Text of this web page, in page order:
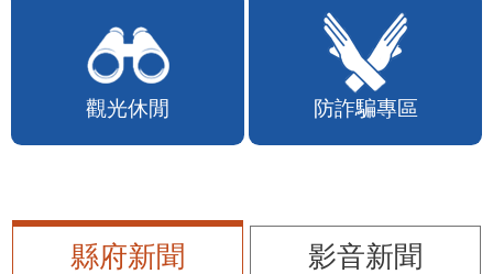
觀光休閒 防詐騙專區
縣府新聞
影音新聞